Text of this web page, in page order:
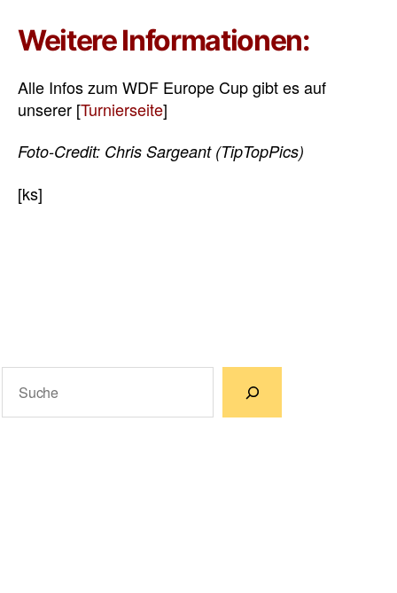
Weitere Informationen:
Alle Infos zum WDF Europe Cup gibt es auf
unserer [Turnierseite]
Foto-Credit: Chris Sargeant (TipTopPics)
[ks]